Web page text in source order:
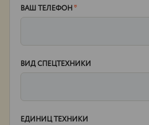
ВАШ ТЕЛЕФОН*
ВИД СПЕЦТЕХНИКИ
ЕДИНИЦ ТЕХНИКИ